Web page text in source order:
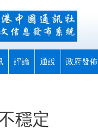
評論 通說 政府發佈
穩定